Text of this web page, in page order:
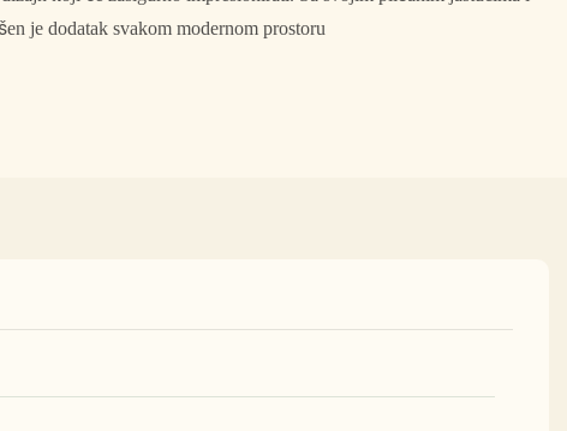
je dodatak svakom modernom prostoru